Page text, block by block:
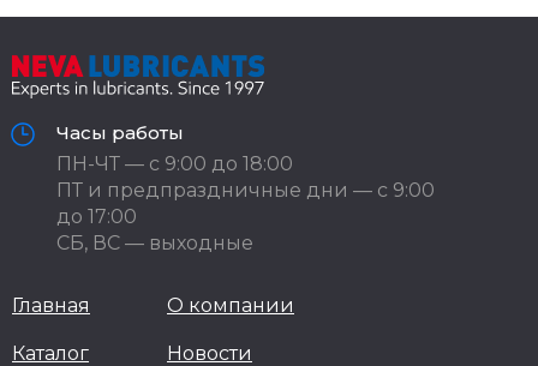
Часы работы
ПН-ЧТ — с 9:00 до 18:00
ПТ и предпраздничные дни — с 9:00
до 17:00
СБ, ВС — выходные
Главная
Каталог
О компании
Новости